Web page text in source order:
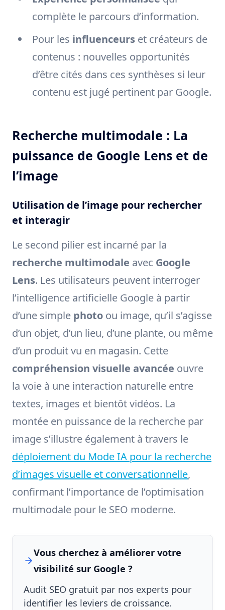
complète le parcours d’information.
Pour les influenceurs et créateurs de
contenus : nouvelles opportunités
d’être cités dans ces synthèses si leur
contenu est jugé pertinent par Google.
Recherche multimodale : La
puissance de Google Lens et de
l’image
Utilisation de l’image pour rechercher
et interagir
Le second pilier est incarné par la
recherche multimodale avec Google
Lens. Les utilisateurs peuvent interroger
l’intelligence artificielle Google à partir
d’une simple photo ou image, qu’il s’agisse
d’un objet, d’un lieu, d’une plante, ou même
d’un produit vu en magasin. Cette
compréhension visuelle avancée ouvre
la voie à une interaction naturelle entre
textes, images et bientôt vidéos. La
montée en puissance de la recherche par
image s’illustre également à travers le
déploiement du Mode IA pour la recherche
d’images visuelle et conversationnelle,
confirmant l’importance de l’optimisation
multimodale pour le SEO moderne.
Vous cherchez à améliorer votre
visibilité sur Google ?
Audit SEO gratuit par nos experts pour
identifier les leviers de croissance.